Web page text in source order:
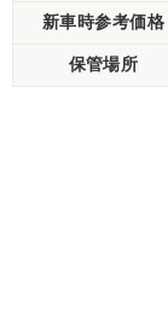
新車時参考価格
保管場所